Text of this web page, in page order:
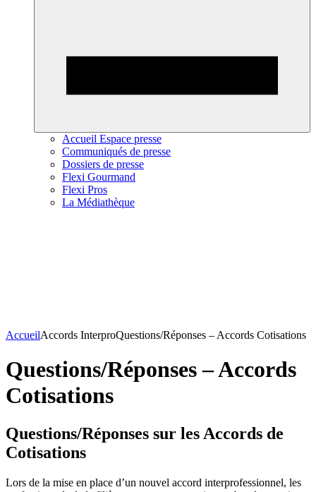
Accueil Espace presse
Communiqués de presse
Dossiers de presse
Flexi Gourmand
Flexi Pros
La Médiathèque
AccueilAccords InterproQuestions/Réponses – Accords Cotisations
Questions/Réponses – Accords
Cotisations
Questions/Réponses sur les Accords de
Cotisations
Lors de la mise en place d’un nouvel accord interprofessionnel, les